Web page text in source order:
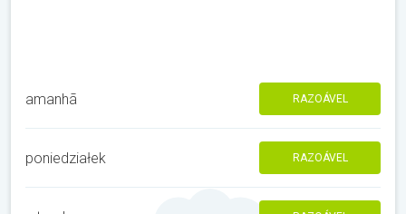
amanhã RAZOÁVEL
poniedziałek RAZOÁVEL